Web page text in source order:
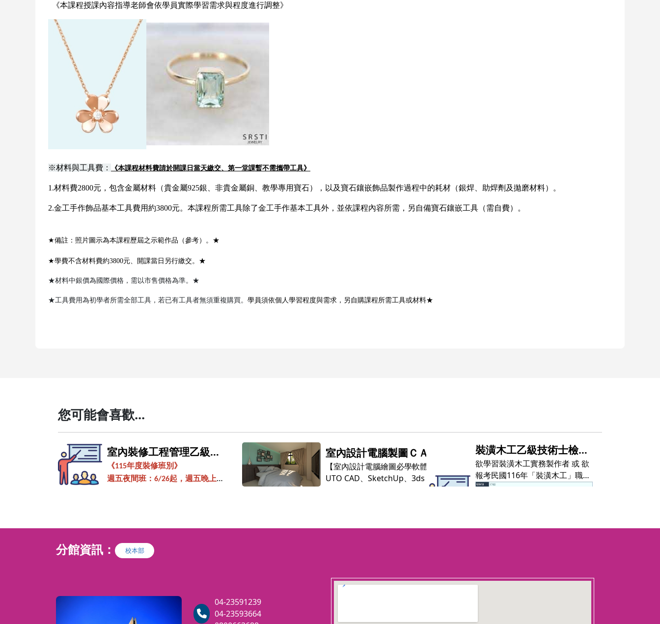
《本課程授課內容指導老師會依學員實際學習需求與程度進行調整》
※材料與工具費： 《本課程材料費請於開課日當天繳交、第一堂課暫不需攜帶工具》
1.材料費2800元，包含金屬材料（貴金屬925銀、非貴金屬銅、教學專用寶石），以及寶石鑲嵌飾品製作過程中的耗材（銀焊、助焊劑及拋磨材料）。
2.金工手作飾品基本工具費用約3800元。本課程所需工具除了金工手作基本工具外，並依課程內容所需，另自備寶石鑲嵌工具（需自費）。
★備註：照片圖示為本課程歷屆之示範作品（參考）。★
★學費不含材料費約3800元、開課當日另行繳交。★
★材料中銀價為國際價格，需以市售價格為準。★
★工具費用為初學者所需全部工具，若已有工具者無須重複購買。 學員須依個人學習程度與需求，另自購課程所需工具或材料★
您可能會喜歡...
室內裝修工程管理乙級證
照班(週日班)
《115年度裝修班別》
週五夜間班：6/26起，週五晚上1
週日上午班：6/7起，週日上午09:
20-12:00
週三白天班：
定： 室內裝修施工人員,必須取得
「建築物室內裝修工程管理士證」
室內設計電腦製圖ＣＡＤ
基礎班
【室內設計電腦繪圖必學軟體：A
UTO CAD、SketchUp、3ds MA
X】 本課程為AUTO CAD基礎班，
宅，帶領學員一步步的完成整套施
計CAD製圖有興趣, 歡迎您來參
裝潢木工乙級技術士檢定
考照班
欲學習裝潢木工實務製作者 或 欲
報考民國116年「裝潢木工」職類
乙級技術士技能檢定者
頁為主★
分館資訊： 校本部
04-23591239
04-23593664
123 movies